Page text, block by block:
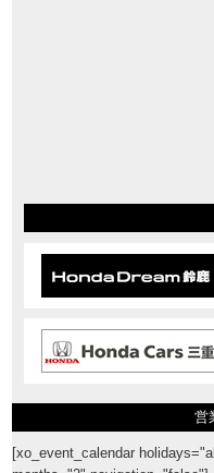
営
[xo_event_calendar